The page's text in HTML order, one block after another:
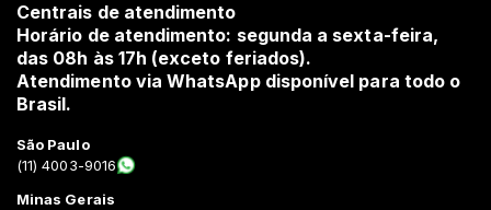
Centrais de atendimento
Horário de atendimento: segunda a sexta-feira,
das 08h às 17h (exceto feriados).
Atendimento via WhatsApp disponível para todo o
Brasil.
São Paulo
(11) 4003-9016
Minas Gerais